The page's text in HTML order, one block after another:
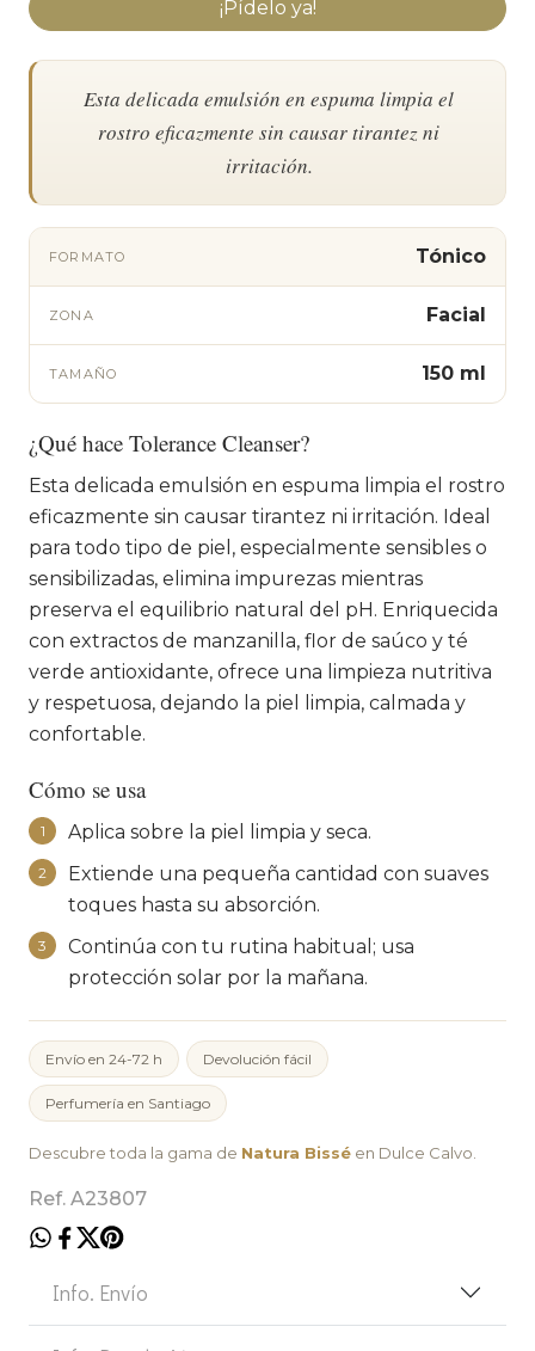
¡Pídelo ya!
Esta delicada emulsión en espuma limpia el
rostro eficazmente sin causar tirantez ni
irritación.
FORMATO Tónico
ZONA Facial
TAMAÑO 150 ml
¿Qué hace Tolerance Cleanser?
Esta delicada emulsión en espuma limpia el rostro
eficazmente sin causar tirantez ni irritación. Ideal
para todo tipo de piel, especialmente sensibles o
sensibilizadas, elimina impurezas mientras
preserva el equilibrio natural del pH. Enriquecida
con extractos de manzanilla, flor de saúco y té
verde antioxidante, ofrece una limpieza nutritiva
y respetuosa, dejando la piel limpia, calmada y
confortable.
Cómo se usa
1 Aplica sobre la piel limpia y seca.
2
Extiende una pequeña cantidad con suaves
toques hasta su absorción.
3
Continúa con tu rutina habitual; usa
protección solar por la mañana.
Envío en 24-72 h Devolución fácil
Perfumería en Santiago
Descubre toda la gama de Natura Bissé en Dulce Calvo.
Ref. A23807
Info. Envío